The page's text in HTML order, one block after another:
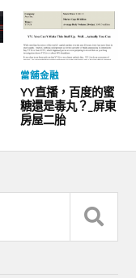
當舖金融
YY直播，百度的蜜
糖還是毒丸？_屏東
房屋二胎